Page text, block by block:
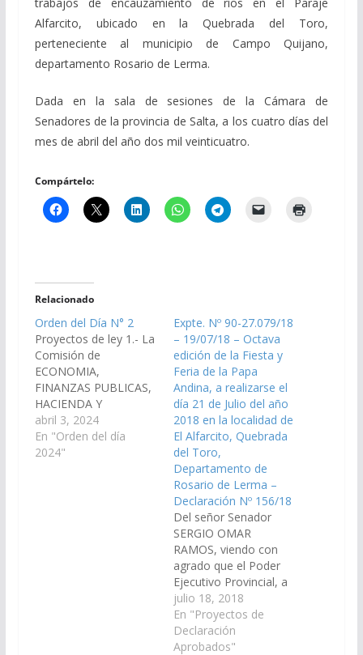
Alfarcito, ubicado en la Quebrada del Toro,
perteneciente al municipio de Campo Quijano,
departamento Rosario de Lerma.
Dada en la sala de sesiones de la Cámara de
Senadores de la provincia de Salta, a los cuatro días del
mes de abril del año dos mil veinticuatro.
Compártelo:
Relacionado
Orden del Día N° 2
Proyectos de ley 1.- La
Comisión de
ECONOMIA,
FINANZAS PUBLICAS,
HACIENDA Y
PRESUPUESTO, ha
considerado el
Decreto de Necesidad
abril 3, 2024
En "Orden del día
2024"
Expte. Nº 90-27.079/18
– 19/07/18 – Octava
edición de la Fiesta y
Feria de la Papa
Andina, a realizarse el
día 21 de Julio del año
2018 en la localidad de
El Alfarcito, Quebrada
del Toro,
Departamento de
Rosario de Lerma –
Declaración Nº 156/18
Del señor Senador
SERGIO OMAR
RAMOS, viendo con
agrado que el Poder
Ejecutivo Provincial, a
través del Ministerio de
Cultura, Turismo y
Deportes, arbitre los
medios necesarios
julio 18, 2018
En "Proyectos de
Declaración
Aprobados"